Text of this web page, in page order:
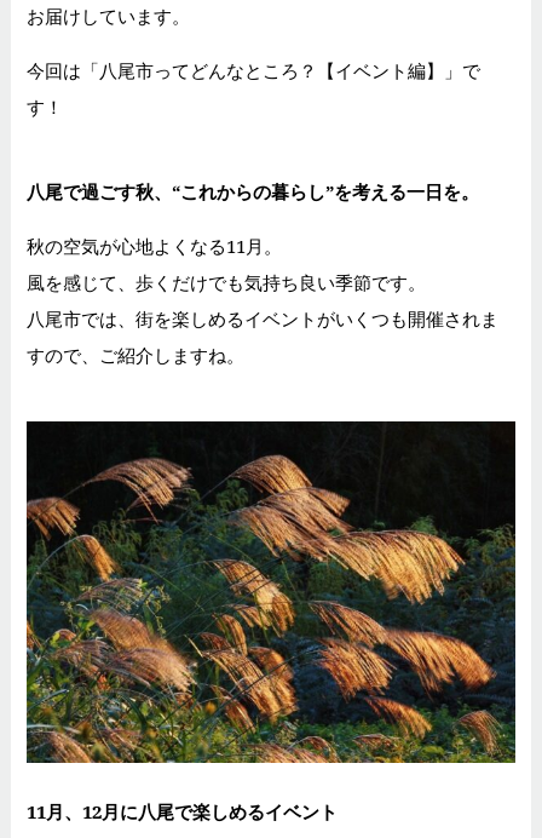
お届けしています。
今回は「八尾市ってどんなところ？【イベント編】」で
す！
八尾で過ごす秋、“これからの暮らし”を考える一日を。
秋の空気が心地よくなる11月。
風を感じて、歩くだけでも気持ち良い季節です。
八尾市では、街を楽しめるイベントがいくつも開催されま
すので、ご紹介しますね。
11月、12月に八尾で楽しめるイベント